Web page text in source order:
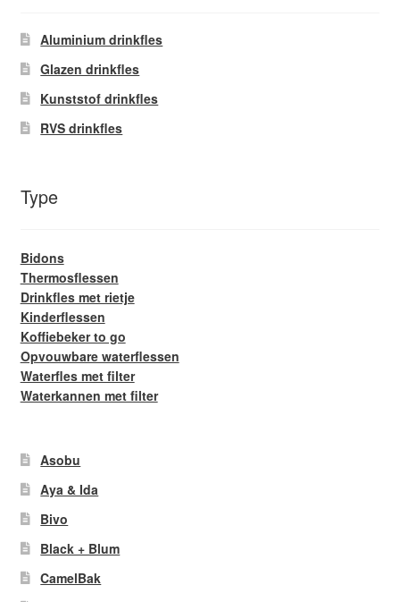
Aluminium drinkfles
Glazen drinkfles
Kunststof drinkfles
RVS drinkfles
Type
Bidons
Thermosflessen
Drinkfles met rietje
Kinderflessen
Koffiebeker to go
Opvouwbare waterflessen
Waterfles met filter
Waterkannen met filter
Asobu
Aya & Ida
Bivo
Black + Blum
CamelBak